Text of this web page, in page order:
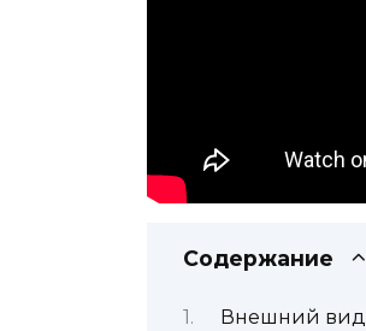
Содержание
Внешний вид